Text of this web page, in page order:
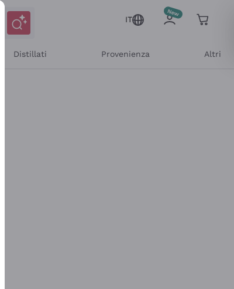
IT
Distillati Provenienza Altri